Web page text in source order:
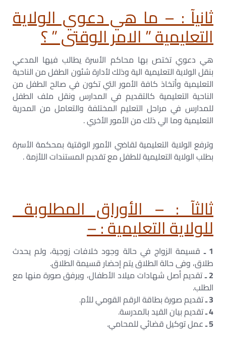
ثانيآ : – ما هي دعوي الولاية
التعليمية ” الامر الوقتى ” ؟
هي دعوي تختص بها محاكم الأسرة يطالب فيها المدعي
بنقل الولاية التعليمية الية وذلك لأدارة شئون الطفل من الناحية
التعليمية وأتخاذ كافة الأمور التي تكون في صالح الطفل من
الناحية التعليمية كالتقديم في المدارس ونقل ملف الطفل
للمدارس في مراحل التعليم المختلفة والتعامل من المدرية
التعليمية وما الي ذلك من الأمور الأخري .
وترفع الولاية التعليمية لقاضي الأمور الوقتية بمحكمة الأسرة
بطلب الولاية التعليمية للطفل مع تقديم المستندات اللأزمة .
ثالثآ : – الأوراق المطلوبة
للولاية التعليمية : –
1 ـ قسيمة الزواج في حالة وجود خلافات زوجية، ولم يحدث
طلاق، وفى حالة الطلاق يتم إحضار قسيمة الطلاق.
2 ـ تقديم أصل شهادات ميلاد الأطفال، ويرفق صورة منها مع
الطلب.
3 ـ تقديم صورة بطاقة الرقم القومي للأم.
4 ـ تقديم بيان القيد بالمدرسة.
5 ـ عمل توكيل قضائي للمحامي.